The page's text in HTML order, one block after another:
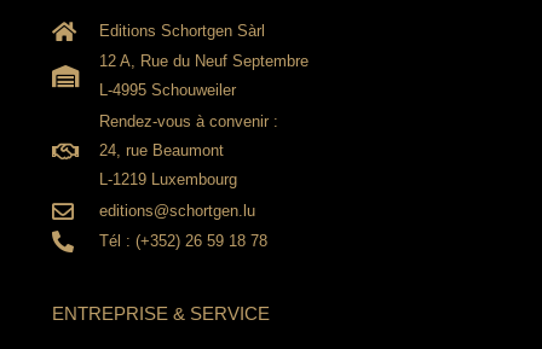
Editions Schortgen Sàrl
12 A, Rue du Neuf Septembre
L-4995 Schouweiler
Rendez-vous à convenir :
24, rue Beaumont
L-1219 Luxembourg
editions@schortgen.lu
Tél : (+352) 26 59 18 78
ENTREPRISE & SERVICE